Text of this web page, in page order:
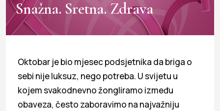
Snažna. Sretna. Zdrava
Oktobar je bio mjesec podsjetnika da briga o
sebi nije luksuz, nego potreba. U svijetu u
kojem svakodnevno žongliramo između
obaveza, često zaboravimo na najvažniju